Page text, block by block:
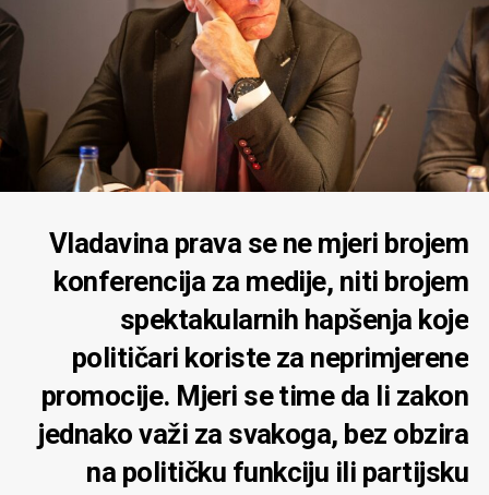
Vladavina prava se ne mjeri brojem
konferencija za medije, niti brojem
spektakularnih hapšenja koje
političari koriste za neprimjerene
promocije. Mjeri se time da li zakon
jednako važi za svakoga, bez obzira
na političku funkciju ili partijsku